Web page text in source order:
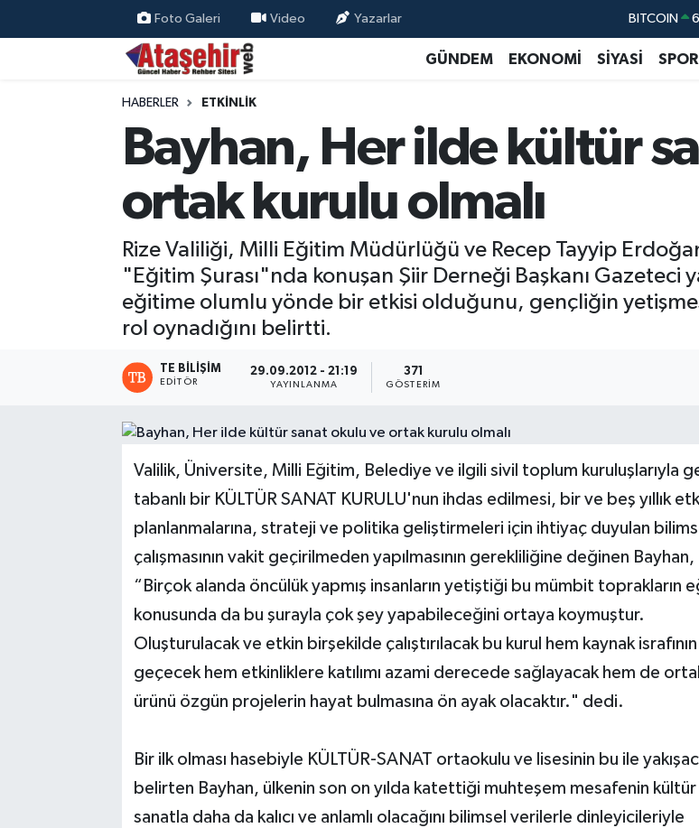
Foto Galeri Video Yazarlar
EURO
GÜNDEM EKONOMİ SİYASİ SPOR
HABERLER ETKİNLİK
Bayhan, Her ilde kültür
ortak kurulu olmalı
Rize Valiliği, Milli Eğitim Müdürlüğü ve Recep Tayyip
"Eğitim Şurası"nda konuşan Şiir Derneği Başkanı Gazeteci
eğitime olumlu yönde bir etkisi olduğunu, gençliğin
rol oynadığını belirtti.
TE BILIŞIM
EDITÖR
29.09.2012 - 21:19
YAYINLANMA
371
GÖSTERIM
Valilik, Üniversite, Milli Eğitim, Belediye ve ilgili sivil toplum kuruluşlarıyla
tabanlı bir KÜLTÜR SANAT KURULU'nun ihdas edilmesi, bir ve beş yıllık
planlanmalarına, strateji ve politika geliştirmeleri için ihtiyaç duyulan
çalışmasının vakit geçirilmeden yapılmasının gerekliliğine değinen Bayhan,
“Birçok alanda öncülük yapmış insanların yetiştiği bu mümbit toprakların
konusunda da bu şurayla çok şey yapabileceğini ortaya koymuştur.
Oluşturulacak ve etkin birşekilde çalıştırılacak bu kurul hem kaynak
geçecek hem etkinliklere katılımı azami derecede sağlayacak hem de ortak
ürünü özgün projelerin hayat bulmasına ön ayak olacaktır." dedi.
Bir ilk olması hasebiyle KÜLTÜR-SANAT ortaokulu ve lisesinin bu ile
belirten Bayhan, ülkenin son on yılda katettiği muhteşem mesafenin kültür
sanatla daha da kalıcı ve anlamlı olacağını bilimsel verilerle dinleyicileriyle
Hava Durumu
Süper Lig Puan Durumu ve Fikstür
Tüm Manşetler
Son Dakika Haberleri
Haber Arşivi